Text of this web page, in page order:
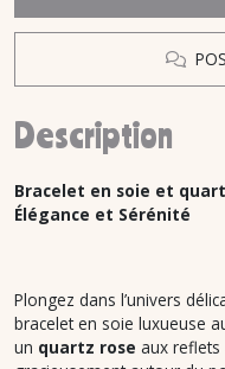
Description
Bracelet en soie et quartz
Élégance et Sérénité
Plongez dans l’univers
bracelet en soie luxueuse
un quartz rose aux reflets